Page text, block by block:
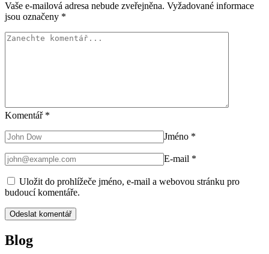
Vaše e-mailová adresa nebude zveřejněna. Vyžadované informace
jsou označeny *
Komentář *
Jméno *
E-mail *
Uložit do prohlížeče jméno, e-mail a webovou stránku pro
budoucí komentáře.
Blog